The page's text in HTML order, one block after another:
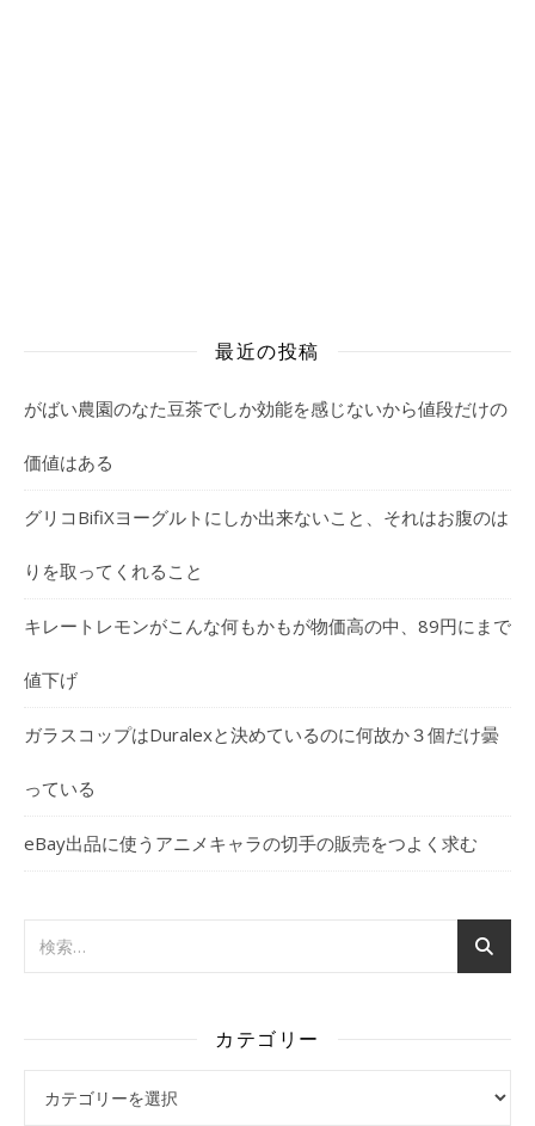
最近の投稿
がばい農園のなた豆茶でしか効能を感じないから値段だけの
価値はある
グリコBifiXヨーグルトにしか出来ないこと、それはお腹のは
りを取ってくれること
キレートレモンがこんな何もかもが物価高の中、89円にまで
値下げ
ガラスコップはDuralexと決めているのに何故か３個だけ曇
っている
eBay出品に使うアニメキャラの切手の販売をつよく求む
カテゴリー